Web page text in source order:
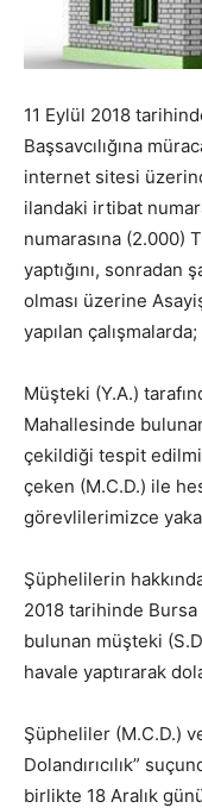
11 Eylül 2018
Başsavcılığına
internet sitesi
ilandaki irtibat
numarasına (2.000)
yaptığını, sonradan
olması üzerine
yapılan çalışmalarda;
Müşteki (Y.A.)
Mahallesinde
çekildiği tespit
çeken (M.C.D.) ile
görevlilerimizce
Şüphelilerin
2018 tarihinde
bulunan müşteki
havale yaptırarak
Şüpheliler (M.C.D.)
Dolandırıcılık”
birlikte 18 Aralık